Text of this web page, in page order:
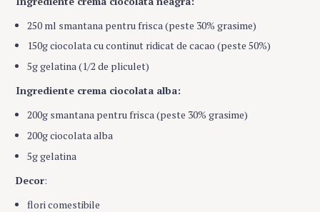
250 ml smantana pentru frisca (peste 30% grasime)
150g ciocolata cu continut ridicat de cacao (peste 50%)
5g gelatina (1/2 de pliculet)
Ingrediente crema ciocolata alba:
200g smantana pentru frisca (peste 30% grasime)
200g ciocolata alba
5g gelatina
Decor:
flori comestibile